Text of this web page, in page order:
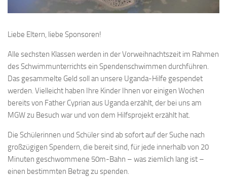
Liebe Eltern, liebe Sponsoren!
Alle sechsten Klassen werden in der Vorweihnachtszeit im Rahmen
des Schwimmunterrichts ein Spendenschwimmen durchführen.
Das gesammelte Geld soll an unsere Uganda-Hilfe gespendet
werden. Vielleicht haben Ihre Kinder Ihnen vor einigen Wochen
bereits von Father Cyprian aus Uganda erzählt, der bei uns am
MGW zu Besuch war und von dem Hilfsprojekt erzählt hat.
Die Schülerinnen und Schüler sind ab sofort auf der Suche nach
großzügigen Spendern, die bereit sind, für jede innerhalb von 20
Minuten geschwommene 50m-Bahn – was ziemlich lang ist –
einen bestimmten Betrag zu spenden.